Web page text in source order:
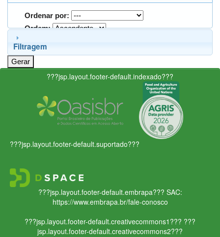
Ordenar por:
Ordem:
Filtragem
???jsp.layout.footer-default.indexado???
???jsp.layout.footer-default.suportado???
???jsp.layout.footer-default.embrapa??? SAC:
https://www.embrapa.br/fale-conosco
???jsp.layout.footer-default.creativecommons1??? ???
jsp.layout.footer-default.creativecommons2???